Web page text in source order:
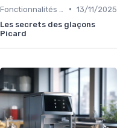
• 13/11/2025
Les secrets des glaçons
Picard